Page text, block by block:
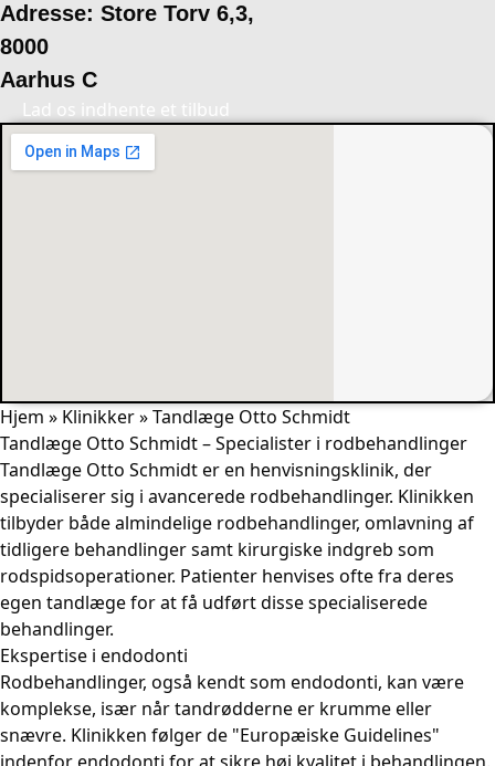
Adresse: Store Torv 6,3,
8000
Aarhus C
Lad os indhente et tilbud
Hjem » Klinikker»Tandlæge Otto Schmidt
Tandlæge Otto Schmidt – Specialister i rodbehandlinger
Tandlæge Otto Schmidt er en henvisningsklinik, der
specialiserer sig i avancerede rodbehandlinger. Klinikken
tilbyder både almindelige rodbehandlinger, omlavning af
tidligere behandlinger samt kirurgiske indgreb som
rodspidsoperationer. Patienter henvises ofte fra deres
egen tandlæge for at få udført disse specialiserede
behandlinger.
Ekspertise i endodonti
Rodbehandlinger, også kendt som endodonti, kan være
komplekse, især når tandrødderne er krumme eller
snævre. Klinikken følger de "Europæiske Guidelines"